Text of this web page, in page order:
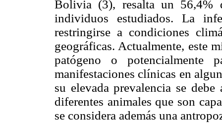
Bolivia (3), resalta un 56,4%
individuos estudiados. La
restringirse a condiciones
geográficas. Actualmente, este
patógeno o potencialmente
manifestaciones clínicas en
su elevada prevalencia se
diferentes animales que son
se considera además una